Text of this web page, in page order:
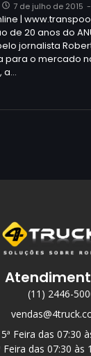
7 de julho de 2015 -
|
20 anos do
jornalista
para o mercado
a…
(11) 2446-
5ª Feira das 07:30
Feira das 07:30 às